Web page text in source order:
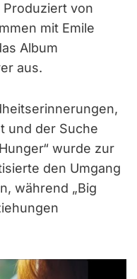
von
mit Emile
Album
aus.
und der Suche
wurde zur
den Umgang
während „Big